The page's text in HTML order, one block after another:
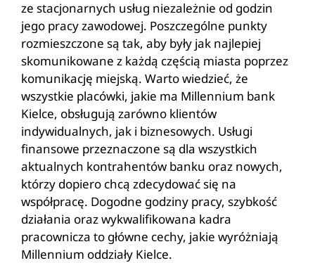
ze stacjonarnych usług niezależnie od godzin
jego pracy zawodowej. Poszczególne punkty
rozmieszczone są tak, aby były jak najlepiej
skomunikowane z każdą częścią miasta poprzez
komunikację miejską. Warto wiedzieć, że
wszystkie placówki, jakie ma Millennium bank
Kielce, obsługują zarówno klientów
indywidualnych, jak i biznesowych. Usługi
finansowe przeznaczone są dla wszystkich
aktualnych kontrahentów banku oraz nowych,
którzy dopiero chcą zdecydować się na
współpracę. Dogodne godziny pracy, szybkość
działania oraz wykwalifikowana kadra
pracownicza to główne cechy, jakie wyróżniają
Millennium oddziały Kielce.